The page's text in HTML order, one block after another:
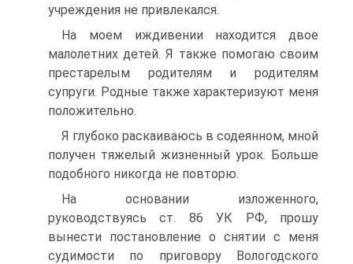
учреждения не привлекался.
На моем иждивении находится двое
малолетних детей. Я также помогаю своим
престарелым родителям и родителям
супруги. Родные также характеризуют меня
положительно.
Я глубоко раскаиваюсь в содеянном, мной
получен тяжелый жизненный урок. Больше
подобного никогда не повторю.
На основании изложенного,
руководствуясь ст. 86 УК РФ, прошу
вынести постановление о снятии с меня
судимости по приговору Вологодского